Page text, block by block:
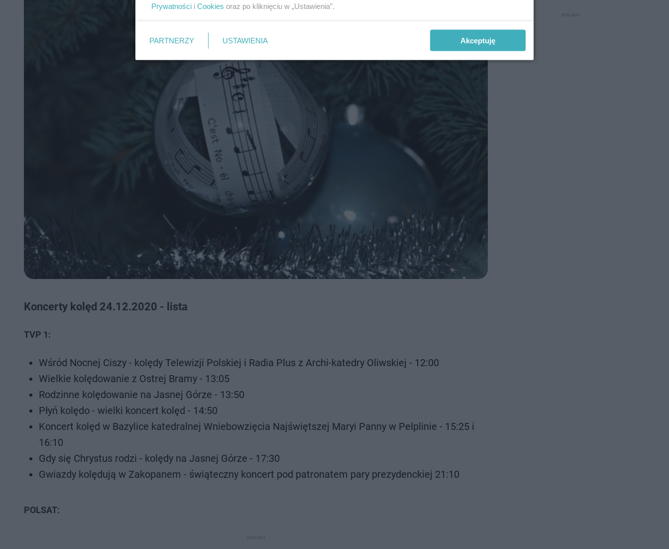
Koncerty kolęd 24.12.2020 - lista
TVP 1:
Wśród Nocnej Ciszy - kolędy Telewizji Polskiej i Radia Plus z Archi-katedry Oliwskiej - 12:00
Wielkie kolędowanie z Ostrej Bramy - 13:05
Rodzinne kolędowanie na Jasnej Górze - 13:50
Płyń kolędo - wielki koncert kolęd - 14:50
Koncert kolęd w Bazylice katedralnej Wniebowzięcia Najświętszej Maryi Panny w Pelplinie - 15:25 i
16:10
Gdy się Chrystus rodzi - kolędy na Jasnej Górze - 17:30
Gwiazdy kolędują w Zakopanem - świąteczny koncert pod patronatem pary prezydenckiej 21:10
POLSAT:
Prywatności i Cookies oraz po kliknięciu w „Ustawienia”.
PARTNERZY USTAWIENIA Akceptuję